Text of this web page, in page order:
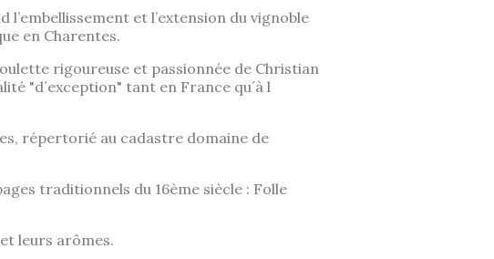
et l’extension du vignoble
en Charentes.
rigoureuse et passionnée de Christian
"d´exception" tant en France qu´à l
répertorié au cadastre domaine de
traditionnels du 16ème siècle : Folle
leurs arômes.